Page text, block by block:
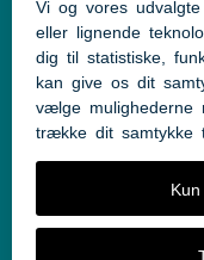
Kontakt
Center for
Mads Clausensvej
6360 Tinglev
Tlf: 7376 8850 -
Kom hurtigt til